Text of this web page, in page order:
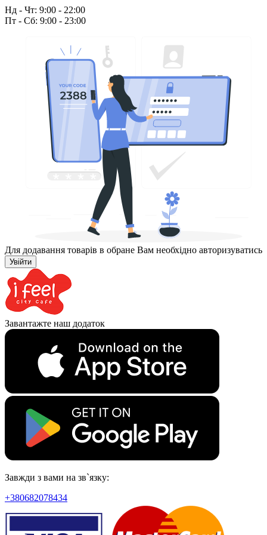
Нд - Чт: 9:00 - 22:00
Пт - Сб: 9:00 - 23:00
Для додавання товарів в обране Вам необхідно авторизуватись
Увійти
Завантажте наш додаток
Завжди з вами на зв`язку:
+380682078434